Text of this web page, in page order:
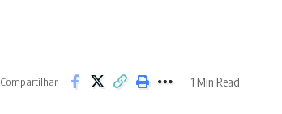
Compartilhar 1 Min Read